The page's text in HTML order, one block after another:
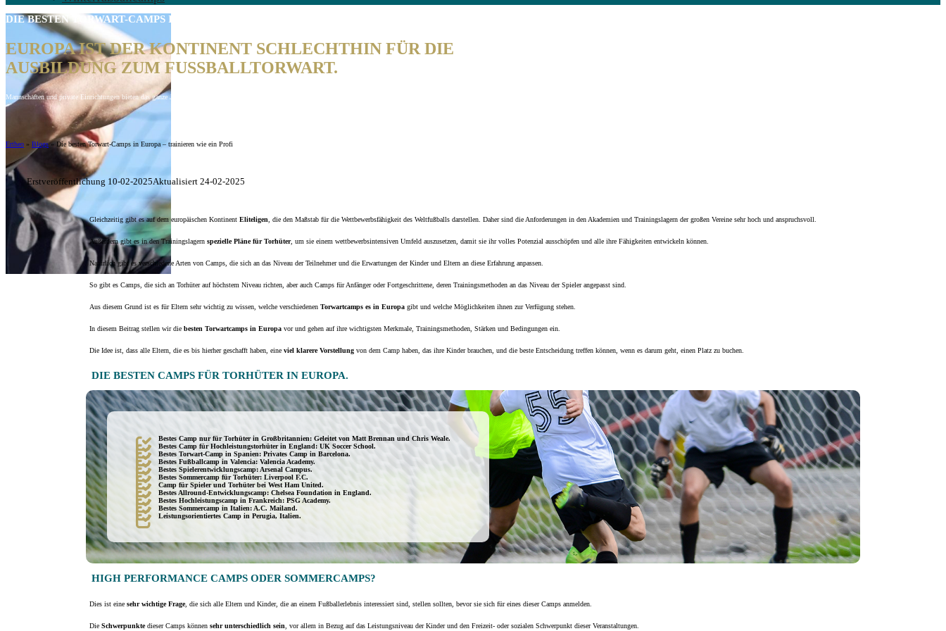
DIE BESTENTORWART-CAMPS IN EUROPA - TRAINIEREN WIE EIN PROFI 2026
EUROPA IST DER KONTINENT SCHLECHTHIN FÜR DIE
AUSBILDUNG ZUM FUSSBALLTORWART.
Mannschaften und private Einrichtungen bieten das ganze Jahr über eine Vielzahl von Camps für Torhüter an.
Ertheo » Blogs» Die besten Torwart-Camps in Europa – trainieren wie ein Profi
Erstveröffentlichung 10-02-2025Aktualisiert 24-02-2025
Gleichzeitig gibt es auf dem europäischen Kontinent Eliteligen , die den Maßstab für die Wettbewerbsfähigkeit des Weltfußballs darstellen. Daher sind die Anforderungen in den Akademien und Trainingslagern der großen Vereine sehr hoch und anspruchsvoll.
Außerdem gibt es in den Trainingslagern spezielle Pläne für Torhüter, um sie einem wettbewerbsintensiven Umfeld auszusetzen, damit sie ihr volles Potenzial ausschöpfen und alle ihre Fähigkeiten entwickeln können.
Natürlich gibt es verschiedene Arten von Camps, die sich an das Niveau der Teilnehmer und die Erwartungen der Kinder und Eltern an diese Erfahrung anpassen.
So gibt es Camps, die sich an Torhüter auf höchstem Niveau richten, aber auch Camps für Anfänger oder Fortgeschrittene, deren Trainingsmethoden an das Niveau der Spieler angepasst sind.
Aus diesem Grund ist es für Eltern sehr wichtig zu wissen, welche verschiedenen Torwartcamps es in Europa gibt und welche Möglichkeiten ihnen zur Verfügung stehen.
In diesem Beitrag stellen wir die besten Torwartcamps in Europa vor und gehen auf ihre wichtigsten Merkmale, Trainingsmethoden, Stärken und Bedingungen ein.
Die Idee ist, dass alle Eltern, die es bis hierher geschafft haben, eine viel klarere Vorstellung von dem Camp haben, das ihre Kinder brauchen, und die beste Entscheidung treffen können, wenn es darum geht, einen Platz zu buchen.
DIE BESTEN CAMPS FÜR TORHÜTER IN EUROPA.
Bestes Camp nur für Torhüter in Großbritannien: Geleitet von Matt Brennan und Chris Weale.
Bestes Camp für Hochleistungstorhüter in England: UK Soccer School.
Bestes Torwart-Camp in Spanien: Privates Camp in Barcelona.
Bestes Fußballcamp in Valencia: Valencia Academy.
Bestes Spielerentwicklungscamp: Arsenal Campus.
Bestes Sommercamp für Torhüter: Liverpool F.C.
Camp für Spieler und Torhüter bei West Ham United.
Bestes Allround-Entwicklungscamp: Chelsea Foundation in England.
Bestes Hochleistungscamp in Frankreich: PSG Academy.
Bestes Sommercamp in Italien: A.C. Mailand.
Leistungsorientiertes Camp in Perugia, Italien.
HIGH PERFORMANCE CAMPS ODER SOMMERCAMPS?
Dies ist eine sehr wichtige Frage, die sich alle Eltern und Kinder, die an einem Fußballerlebnis interessiert sind, stellen sollten, bevor sie sich für eines dieser Camps anmelden.
Die Schwerpunktedieser Camps können sehr unterschiedlich sein, vor allem in Bezug auf das Leistungsniveau der Kinder und den Freizeit- oder sozialen Schwerpunkt dieser Veranstaltungen.